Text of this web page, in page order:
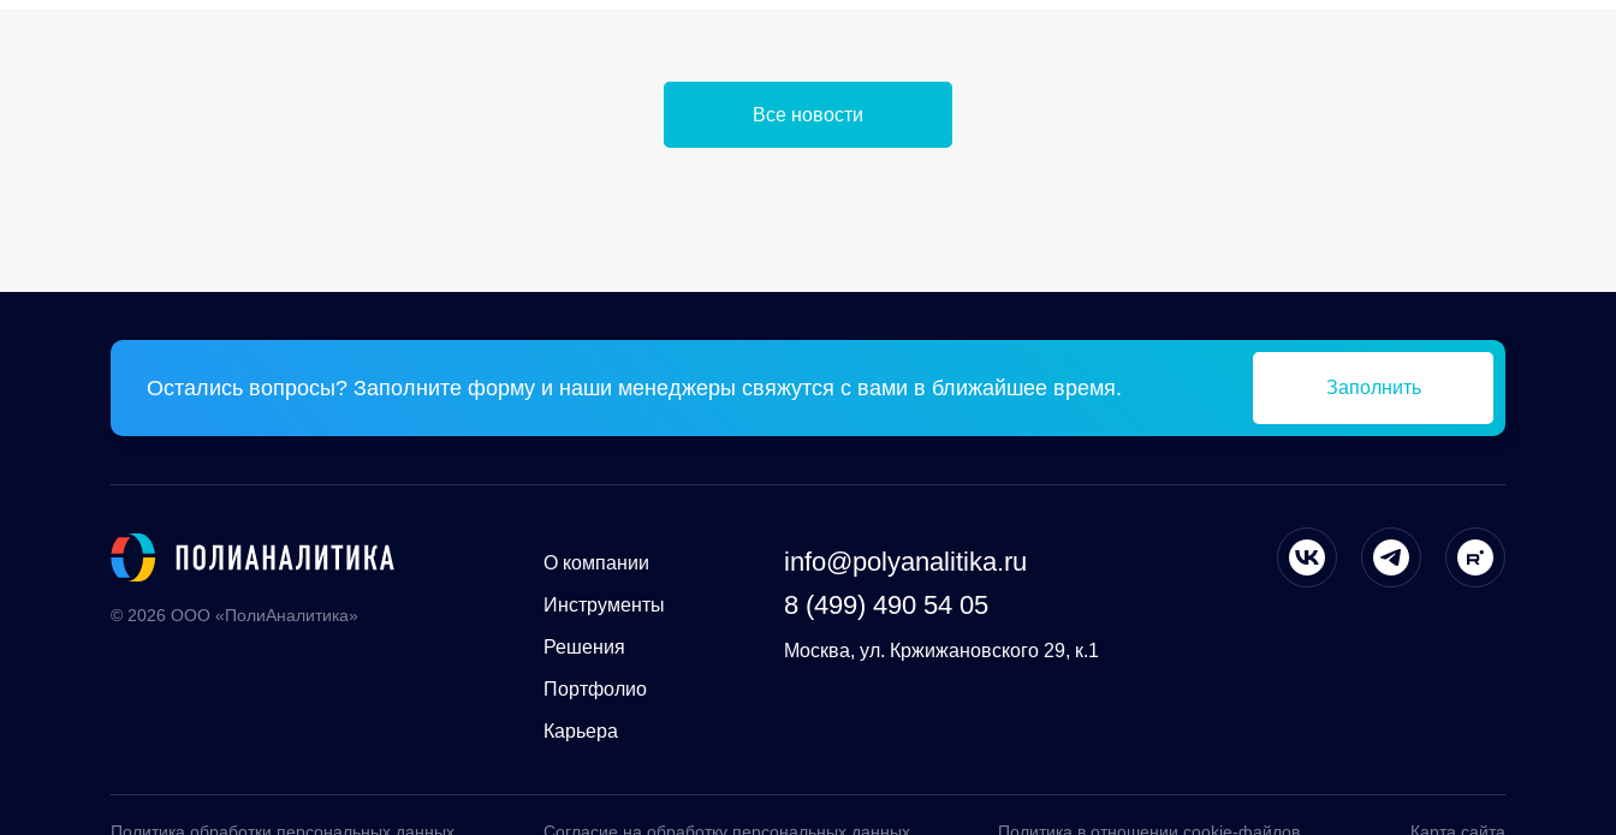
Все новости
О компании
Инструменты
Решения
Портфолио
Карьера
© 2026 ООО «ПолиАналитика»
info@polyanalitika.ru
Москва, ул. Кржижановского 29, к.1
Остались вопросы? Заполните форму и наши менеджеры свяжутся с вами в ближайшее время. Заполнить
Карта сайта
Политика обработки персональных данных Согласие на обработку персональных данных Политика в отношении cookie-файлов
8 (499) 490 54 05